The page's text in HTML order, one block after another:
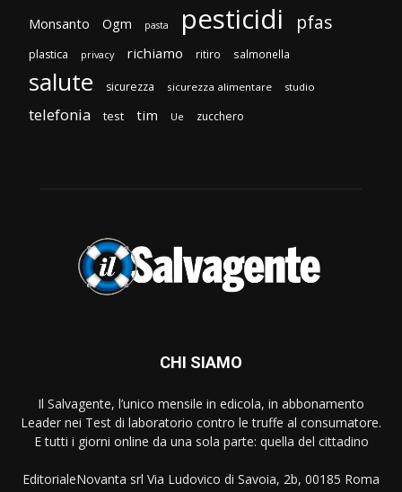
Monsanto Ogm pasta pesticidi pfas
plastica privacy richiamo ritiro salmonella
salute sicurezza sicurezza alimentare studio
telefonia test tim Ue zucchero
CHI SIAMO
Il Salvagente, l’unico mensile in edicola, in abbonamento
Leader nei Test di laboratorio contro le truffe al consumatore.
E tutti i giorni online da una sola parte: quella del cittadino
EditorialeNovanta srl Via Ludovico di Savoia, 2b, 00185 Roma